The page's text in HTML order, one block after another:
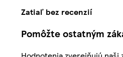
Zatiaľ bez recenzií
Pomôžte ostatným